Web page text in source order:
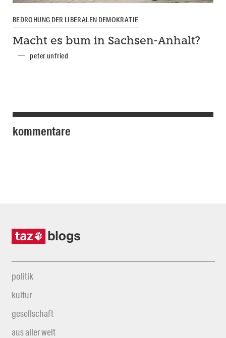
BEDROHUNG DER LIBERALEN DEMOKRATIE
Macht es bum in Sachsen-Anhalt?
peter unfried
kommentare
politik
kultur
gesellschaft
aus aller welt